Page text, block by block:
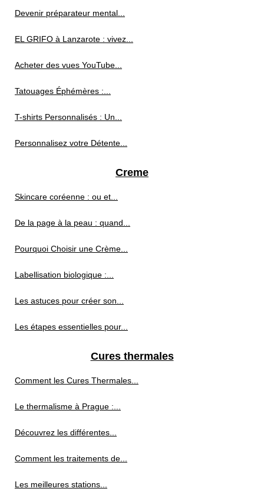
Devenir préparateur mental...
EL GRIFO à Lanzarote : vivez...
Acheter des vues YouTube...
Tatouages Éphémères :...
T-shirts Personnalisés : Un...
Personnalisez votre Détente...
Creme
Skincare coréenne : ou et...
De la page à la peau : quand...
Pourquoi Choisir une Crème...
Labellisation biologique :...
Les astuces pour créer son...
Les étapes essentielles pour...
Cures thermales
Comment les Cures Thermales...
Le thermalisme à Prague :...
Découvrez les différentes...
Comment les traitements de...
Les meilleures stations...